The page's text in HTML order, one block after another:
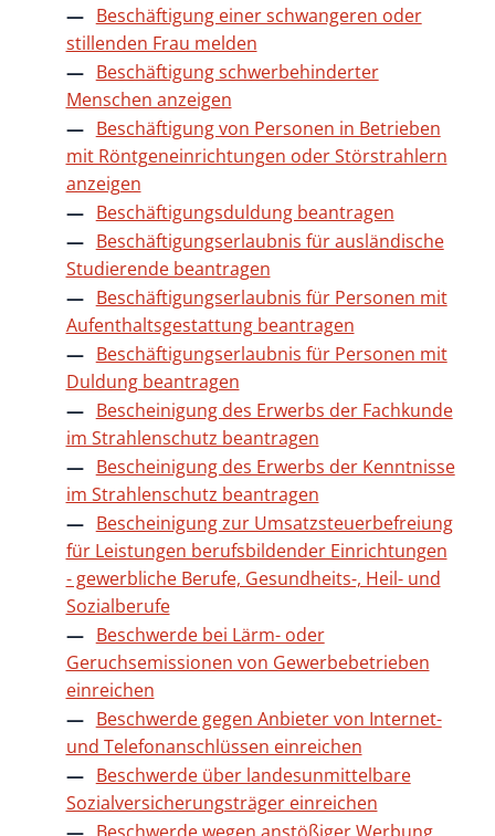
Beschäftigung einer schwangeren oder
stillenden Frau melden
Beschäftigung schwerbehinderter
Menschen anzeigen
Beschäftigung von Personen in Betrieben
mit Röntgeneinrichtungen oder Störstrahlern
anzeigen
Beschäftigungsduldung beantragen
Beschäftigungserlaubnis für ausländische
Studierende beantragen
Beschäftigungserlaubnis für Personen mit
Aufenthaltsgestattung beantragen
Beschäftigungserlaubnis für Personen mit
Duldung beantragen
Bescheinigung des Erwerbs der Fachkunde
im Strahlenschutz beantragen
Bescheinigung des Erwerbs der Kenntnisse
im Strahlenschutz beantragen
Bescheinigung zur Umsatzsteuerbefreiung
für Leistungen berufsbildender Einrichtungen
- gewerbliche Berufe, Gesundheits-, Heil- und
Sozialberufe
Beschwerde bei Lärm- oder
Geruchsemissionen von Gewerbebetrieben
einreichen
Beschwerde gegen Anbieter von Internet-
und Telefonanschlüssen einreichen
Beschwerde über landesunmittelbare
Sozialversicherungsträger einreichen